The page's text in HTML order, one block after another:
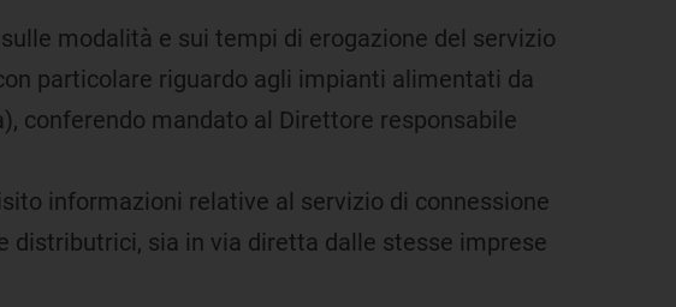
modalità e sui tempi di erogazione del servizio
particolare riguardo agli impianti alimentati da
conferendo mandato al Direttore responsabile
informazioni relative al servizio di connessione
sia in via diretta dalle stesse imprese